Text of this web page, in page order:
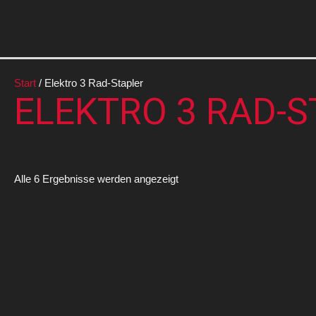
Start / Elektro 3 Rad-Stapler
ELEKTRO 3 RAD-
Alle 6 Ergebnisse werden angezeigt